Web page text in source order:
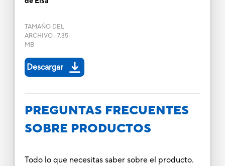
TAMAÑO DEL
ARCHIVO: 7.35
MB
Descargar
PREGUNTAS FRECUENTES
SOBRE PRODUCTOS
Todo lo que necesitas saber sobre el producto.